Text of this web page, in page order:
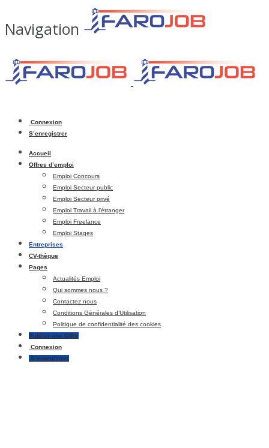
Navigation
Connexion
S’enregistrer
Accueil
Offres d’emploi
Emploi Concours
Emploi Secteur public
Emploi Secteur privé
Emploi Travail à l’étranger
Emploi Freelance
Emploi Stages
Entreprises
CV-thèque
Pages
Actualités Emploi
Qui sommes nous ?
Contactez nous
Conditions Générales d’Utilisation
Politique de confidentialité des cookies
Publier une Offre
Connexion
S’enregistrer